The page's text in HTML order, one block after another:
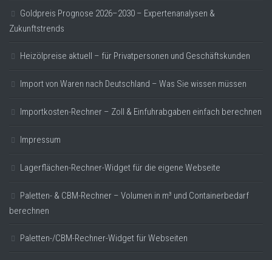
Goldpreis Prognose 2026–2030 – Expertenanalysen &
Zukunftstrends
Heizölpreise aktuell – für Privatpersonen und Geschäftskunden
Import von Waren nach Deutschland – Was Sie wissen müssen
Importkosten-Rechner – Zoll & Einfuhrabgaben einfach berechnen
Impressum
Lagerflächen-Rechner-Widget für die eigene Webseite
Paletten- & CBM-Rechner – Volumen in m³ und Containerbedarf
berechnen
Paletten-/CBM-Rechner-Widget für Webseiten